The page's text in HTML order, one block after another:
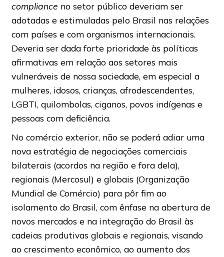
compliance no setor público deveriam ser
adotadas e estimuladas pelo Brasil nas relações
com países e com organismos internacionais.
Deveria ser dada forte prioridade às políticas
afirmativas em relação aos setores mais
vulneráveis de nossa sociedade, em especial a
mulheres, idosos, crianças, afrodescendentes,
LGBTI, quilombolas, ciganos, povos indígenas e
pessoas com deficiência.
No comércio exterior, não se poderá adiar uma
nova estratégia de negociações comerciais
bilaterais (acordos na região e fora dela),
regionais (Mercosul) e globais (Organização
Mundial de Comércio) para pôr fim ao
isolamento do Brasil, com ênfase na abertura de
novos mercados e na integração do Brasil às
cadeias produtivas globais e regionais, visando
ao crescimento econômico, ao aumento dos